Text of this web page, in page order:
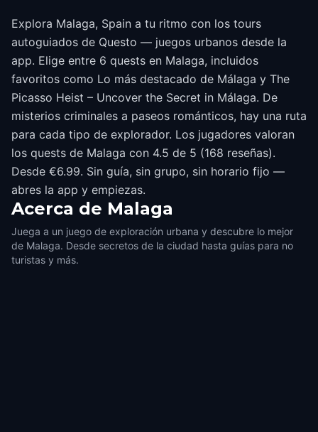
Explora Malaga, Spain a tu ritmo con los tours
autoguiados de Questo — juegos urbanos desde la
app. Elige entre 6 quests en Malaga, incluidos
favoritos como Lo más destacado de Málaga y The
Picasso Heist – Uncover the Secret in Málaga. De
misterios criminales a paseos románticos, hay una ruta
para cada tipo de explorador. Los jugadores valoran
los quests de Malaga con 4.5 de 5 (168 reseñas).
Desde €6.99. Sin guía, sin grupo, sin horario fijo —
abres la app y empiezas.
Acerca de Malaga
Juega a un juego de exploración urbana y descubre lo mejor
de Malaga. Desde secretos de la ciudad hasta guías para no
turistas y más.